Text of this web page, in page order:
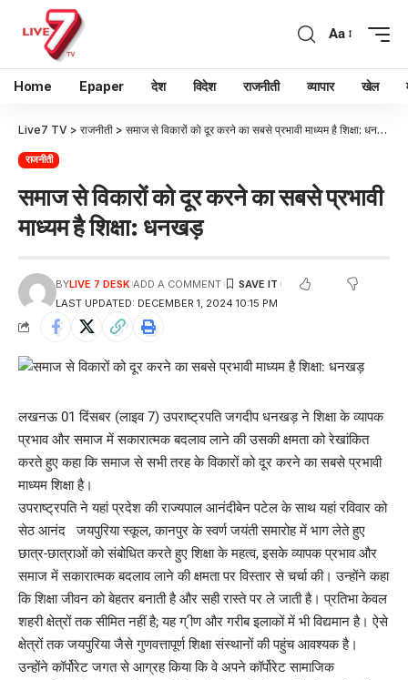
Aa
Home Epaper देश विदेश राजनीती व्यापार खेल
Live7 TV > राजनीती > समाज से विकारों को दूर करने का सबसे प्रभावी माध्यम है शिक्षा: धनखड़
राजनीती
समाज से विकारों को दूर करने का सबसे प्रभावी
माध्यम है शिक्षा: धनखड़
LAST UPDATED: DECEMBER 1, 2024 10:15 PM
BYLIVE 7 DESK ADD A COMMENT
लखनऊ 01 दिंसबर (लाइव 7) उपराष्ट्रपति जगदीप धनखड़ ने शिक्षा के व्यापक
प्रभाव और समाज में सकारात्मक बदलाव लाने की उसकी क्षमता को रेखांकित
करते हुए कहा कि समाज से सभी तरह के विकारों को दूर करने का सबसे प्रभावी
माध्यम शिक्षा है।
उपराष्ट्रपति ने यहां प्रदेश की राज्यपाल आनंदीबेन पटेल के साथ यहां रविवार को
सेठ आनंद जयपुरिया स्कूल, कानपुर के स्वर्ण जयंती समारोह में भाग लेते हुए
छात्र-छात्राओं को संबोधित करते हुए शिक्षा के महत्व, इसके व्यापक प्रभाव और
समाज में सकारात्मक बदलाव लाने की क्षमता पर विस्तार से चर्चा की। उन्होंने कहा
कि शिक्षा जीवन को बेहतर बनाती है और सही रास्ते पर ले जाती है। प्रतिभा केवल
शहरी क्षेत्रों तक सीमित नहीं है; यह ग् ीण और गरीब इलाकों में भी विद्यमान है। ऐसे
क्षेत्रों तक जयपुरिया जैसे गुणवत्तापूर्ण शिक्षा संस्थानों की पहुंच आवश्यक है।
उन्होंने कॉर्पोरेट जगत से आग्रह किया कि वे अपने कॉर्पोरेट सामाजिक